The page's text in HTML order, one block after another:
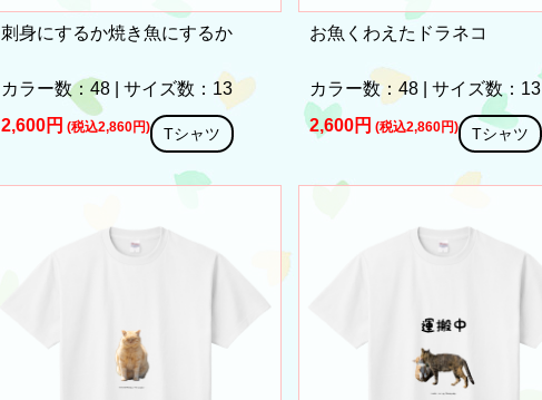
刺身にするか焼き魚にするか
カラー数：48 | サイズ数：13
Tシャツ
2,600円 (税込2,860円)
お魚くわえたドラネコ
カラー数：48 | サイズ数：13
Tシャツ
2,600円 (税込2,860円)